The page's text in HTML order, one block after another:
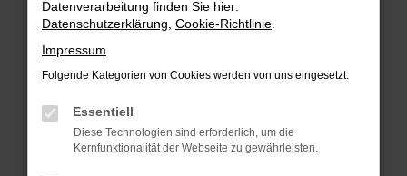
Überprüfe deine Firewall und deine
Internetverbindung.
Laden andere Webseiten, zum Beispiel
deine Suchmaschine?
Prüfe deine Browsererweiterungen.
Manche Erweiterungen, wie Werbeblocker,
können das Laden bestimmter Seiten
Datenverarbeitung finden Sie hier:
Datenschutzerklärung Cookie-Richtlinie
Impressum
Folgende Kategorien von Cookies werden von uns eingesetzt:
Essentiell
Diese Technologien sind erforderlich, um die
Kernfunktionalität der Webseite zu gewährleisten.